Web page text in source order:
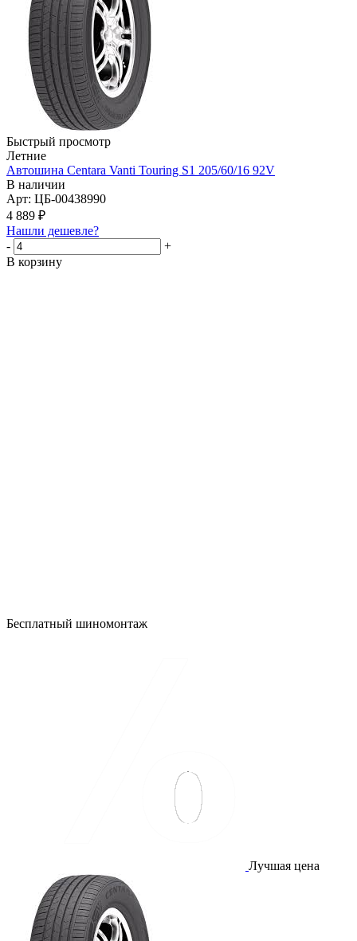
Быстрый просмотр
Летние
Автошина Centara Vanti Touring S1 205/60/16 92V
В наличии
Арт: ЦБ-00438990
4 889 ₽
Нашли дешевле?
-
+
В корзину
Бесплатный шиномонтаж
Лучшая цена